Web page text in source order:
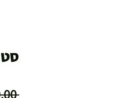
סט 8 מתזים לטרמפולינה
‏189.00 ‏₪